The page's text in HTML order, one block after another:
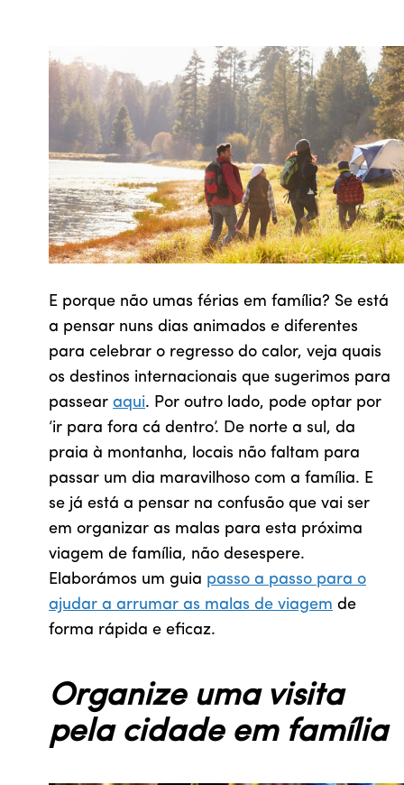
E porque não umas férias em família? Se está
a pensar nuns dias animados e diferentes
para celebrar o regresso do calor, veja quais
os destinos internacionais que sugerimos para
passear aqui. Por outro lado, pode optar por
‘ir para fora cá dentro’. De norte a sul, da
praia à montanha, locais não faltam para
passar um dia maravilhoso com a família. E
se já está a pensar na confusão que vai ser
em organizar as malas para esta próxima
viagem de família, não desespere.
Elaborámos um guia passo a passo para o
ajudar a arrumar as malas de viagem de
forma rápida e eficaz.
Organize uma visita
pela cidade em família